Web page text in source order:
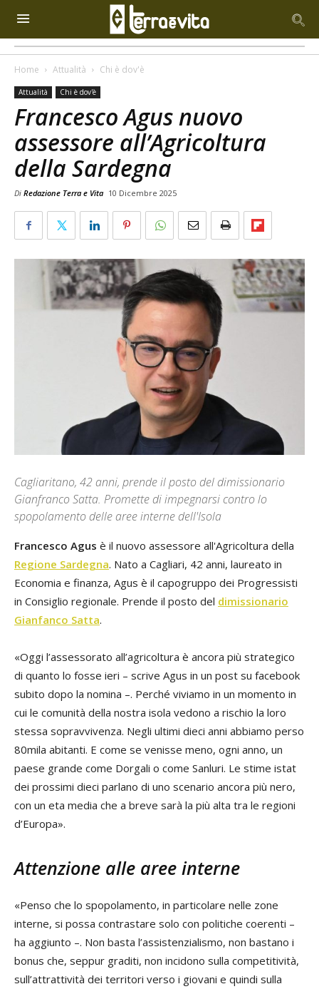
Home Attualità Chi è dov'è
Attualità Chi è dov'è
Francesco Agus nuovo
assessore all’Agricoltura
della Sardegna
Di Redazione Terra e Vita 10 Dicembre 2025
Cagliaritano, 42 anni, prende il posto del dimissionario
Gianfranco Satta. Promette di impegnarsi contro lo
spopolamento delle aree interne dell'Isola
Francesco Agus è il nuovo assessore all'Agricoltura della
Regione Sardegna. Nato a Cagliari, 42 anni, laureato in
Economia e finanza, Agus è il capogruppo dei Progressisti
in Consiglio regionale. Prende il posto del dimissionario
Gianfanco Satta.
«Oggi l’assessorato all’agricoltura è ancora più strategico
di quanto lo fosse ieri – scrive Agus in un post su facebook
subito dopo la nomina –. Perché viviamo in un momento in
cui le comunità della nostra isola vedono a rischio la loro
stessa sopravvivenza. Negli ultimi dieci anni abbiamo perso
80mila abitanti. E come se venisse meno, ogni anno, un
paese grande come Dorgali o come Sanluri. Le stime istat
dei prossimi dieci parlano di uno scenario ancora più nero,
con un eta media che a breve sarà la più alta tra le regioni
d’Europa».
Attenzione alle aree interne
«Penso che lo spopolamento, in particolare nelle zone
interne, si possa contrastare solo con politiche coerenti –
ha aggiunto –. Non basta l’assistenzialismo, non bastano i
bonus che, seppur graditi, non incidono sulla competitività,
sull’attrattività dei territori verso i giovani e quindi sulla